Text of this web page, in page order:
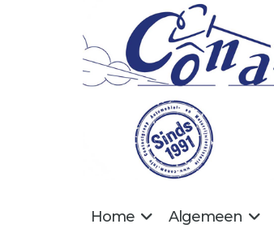
Home Algemeen